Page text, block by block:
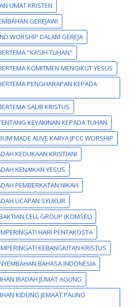
UMAT KRISTEN
GEREJAWI
WORSHIP DALAM GEREJA
"KASIH TUHAN"
KOMITMEN MENGIKUT YESUS
PENGHARAPAN KEPADA
SALIB KRISTUS
KEYAKINAN KEPADA TUHAN
MADE ALIVE KARYA JPCC WORSHIP
KEDUKAAN KRISTIANI
KENAIKAN YESUS
PEMBERKATAN NIKAH
UCAPAN SYUKUR
CELL GROUP (KOMSEL)
HARI PENTAKOSTA
KEBANGKITAN KRISTUS
BAHASA INDONESIA
IBADAH JUMAT AGUNG
KIDUNG JEMAAT PALING